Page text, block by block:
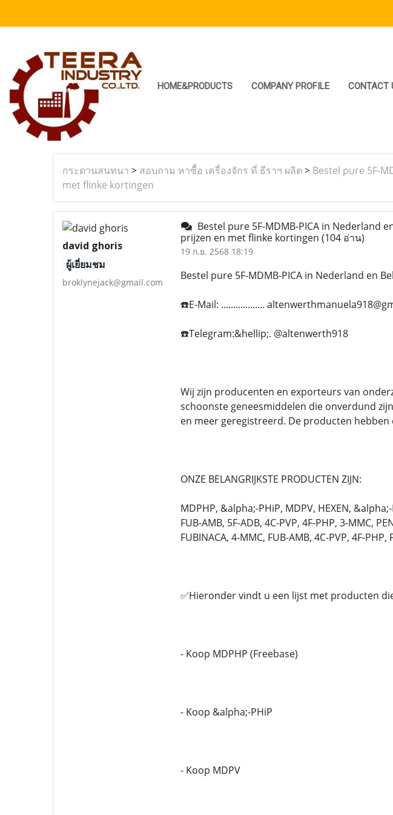
HOME&PRODUCTS COMPANY PROFILE CONTACT
กระดานสนทนา > สอบถาม หาซื้อ เครื่องจักร ที่ ธีราฯ ผลิต > Bestel pure 5F-
met flinke kortingen
david ghoris
ผู้เยี่ยมชม
broklynejack@gmail.com
Bestel pure 5F-MDMB-PICA in Nederland
prijzen en met flinke kortingen (104 อ่าน)
19 ก.ย. 2568 18:19
Bestel pure 5F-MDMB-PICA in Nederland en
☎️E-Mail: ..................
☎️Telegram:&hellip;. @altenwerth918
Wij zijn producenten en exporteurs van
schoonste geneesmiddelen die onverdund
en meer geregistreerd. De producten
ONZE BELANGRIJKSTE PRODUCTEN ZIJN:
MDPHP, &alpha;-PHiP, MDPV, HEXEN,
FUB-AMB, 5F-ADB, 4C-PVP, 4F-PHP, 3-MMC,
FUBINACA, 4-MMC, FUB-AMB, 4C-PVP, 4F-PHP,
✅Hieronder vindt u een lijst met producten
- Koop MDPHP (Freebase)
- Koop &alpha;-PHiP
- Koop MDPV